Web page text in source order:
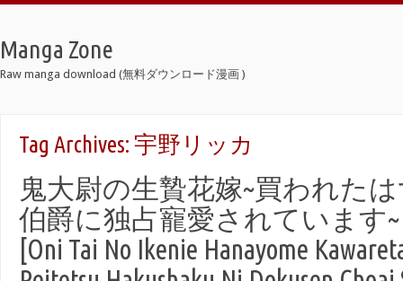
Manga Zone
Raw manga download (無料ダウンロード漫画 )
Tag Archives: 宇野リッカ
鬼大尉の生贄花嫁~買われた
伯爵に独占寵愛されています~
[Oni Tai No Ikenie Hanayome